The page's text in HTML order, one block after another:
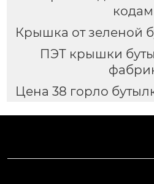
Крышка от зеленой
ПЭТ крышки
Цена 38 горло